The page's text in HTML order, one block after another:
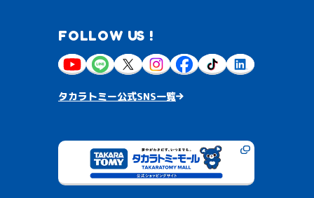
FOLLOW US !
タカラトミー公式SNS一覧